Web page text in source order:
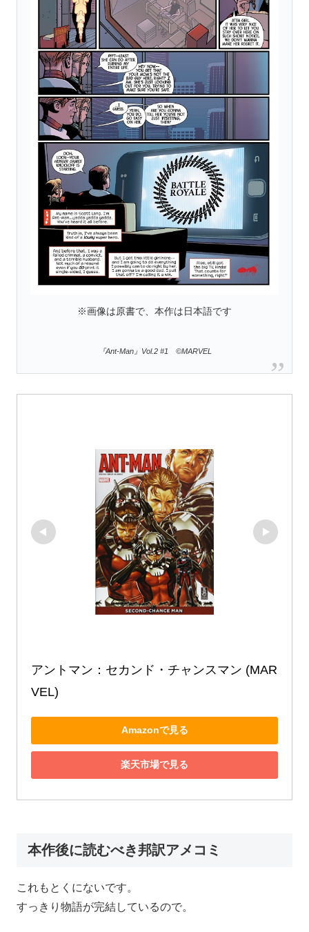
※画像は原書で、本作は日本語です
『Ant-Man』Vol.2 #1 ©MARVEL
アントマン：セカンド・チャンスマン (MAR
VEL)
Amazonで見る
楽天市場で見る
本作後に読むべき邦訳アメコミ
これもとくにないです。
すっきり物語が完結しているので。